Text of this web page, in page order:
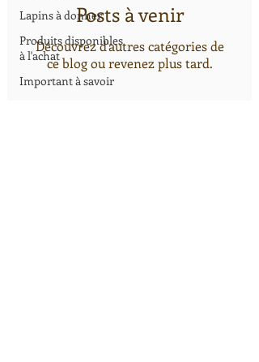
Lapins à donner
Produits disponibles
à l'achat
Important à savoir
Posts à venir
Découvrez d'autres catégories de
ce blog ou revenez plus tard.